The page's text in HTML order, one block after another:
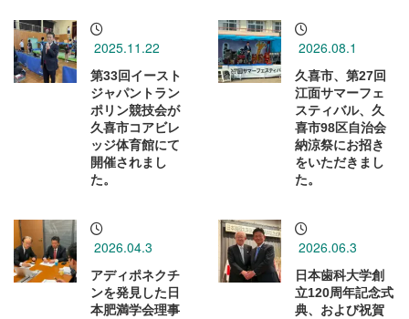
2025.11.22
第33回イースト
ジャパントラン
ポリン競技会が
久喜市コアビレ
ッジ体育館にて
開催されまし
た。
2026.08.1
久喜市、第27回
江面サマーフェ
スティバル、久
喜市98区自治会
納涼祭にお招き
をいただきまし
た。
2026.04.3
アディポネクチ
ンを発見した日
本肥満学会理事
2026.06.3
日本歯科大学創
立120周年記念式
典、および祝賀